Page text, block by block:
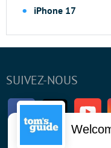
iPhone 17
SUIVEZ-NOUS
FacebookTwitter